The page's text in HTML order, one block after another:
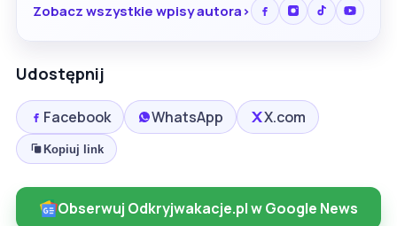
Zobacz wszystkie wpisy autora
Udostępnij
Facebook WhatsApp X.com
Kopiuj link
Obserwuj Odkryjwakacje.pl w Google News